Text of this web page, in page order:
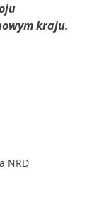
kraju.
NRD